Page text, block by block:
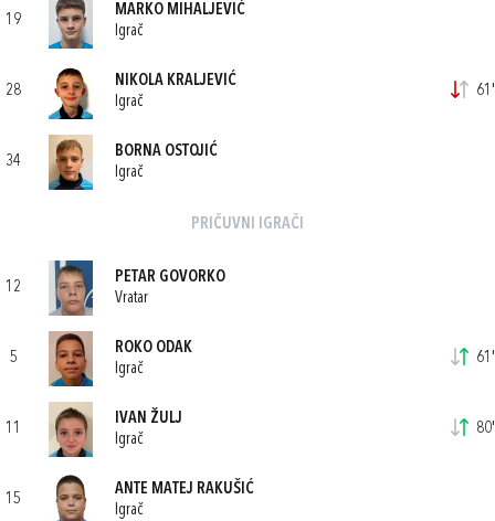
19
MARKO MIHALJEVIĆ
Igrač
28
NIKOLA KRALJEVIĆ
Igrač
61'
34
BORNA OSTOJIĆ
Igrač
PRIČUVNI IGRAČI
12
PETAR GOVORKO
Vratar
5
ROKO ODAK
Igrač
61'
11
IVAN ŽULJ
Igrač
80'
15
ANTE MATEJ RAKUŠIĆ
Igrač